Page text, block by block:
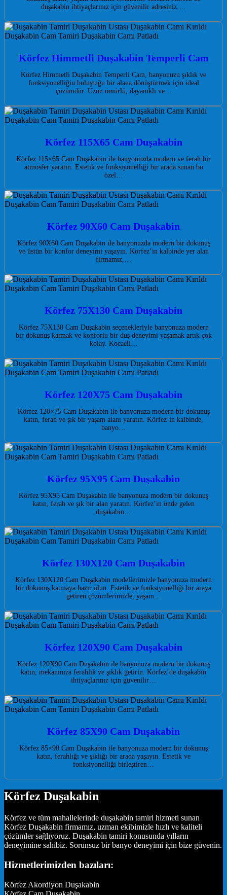
duşakabin ihtiyaçlarınız için güvenilir adresiniz.…
Körfez Himmetli Duşakabin Temperli Cam
Körfez Himmetli Duşakabin Temperli Cam, banyonuzu şıklık ve
fonksiyonelliğin buluştuğu bir alana dönüştürmek için ideal
çözümdür. Uzun ömürlü, dayanıklı ve…
Körfez 115X65 Cam Duşakabin
Körfez 115×65 Cam Duşakabin ile banyonuzda modern ve ferah bir
atmosfer yaratın. Estetik ve fonksiyonelliği bir arada sunan bu
özel…
Körfez 90X60 Cam Duşakabin
Körfez 90X60 Cam Duşakabin ile banyonuzda modern bir dokunuş
ve üstün bir konfor deneyimi yaşayın. Körfez’in kalbinde yer alan
firmamız,…
Körfez 75X130 Cam Duşakabin
Körfez 75X130 Cam Duşakabin seçenekleriyle banyonuza modern
bir dokunuş katmak ve konforlu bir duş deneyimi yaşamak artık çok
kolay. Kocaeli…
Körfez 120X75 Cam Duşakabin
Körfez 120×75 Cam Duşakabin ile banyonuza modern bir dokunuş
katın, ferah ve şık bir yaşam alanı yaratın. Körfez’in kalbinde,
banyo…
Körfez 95X95 Cam Duşakabin
Körfez 95X95 Cam Duşakabin ile banyonuza modern bir dokunuş
katın, ferah ve şık bir alan yaratın. Körfez’in önde gelen
duşakabin…
Körfez 130X120 Cam Duşakabin
Körfez 130X120 Cam Duşakabin modellerimizle banyonuza modern
bir dokunuş katmaya hazır olun. Estetik ve fonksiyonelliği bir araya
getiren çözümlerimizle, yaşam…
Körfez 120X90 Cam Duşakabin
Körfez 120X90 Cam Duşakabin ile banyonuza modern bir dokunuş
katın, mekanınıza ferahlık ve şıklık getirin. Körfez’de duşakabin
ihtiyaçlarınız için güvenilir…
Körfez 85X90 Cam Duşakabin
Körfez 85×90 Cam Duşakabin ile banyonuza modern bir dokunuş
katın, ferahlığı ve şıklığı bir arada yaşayın. Estetik ve
fonksiyonelliği birleştiren…
Körfez Duşakabin
Körfez ve tüm mahallelerinde duşakabin tamiri hizmeti sunan
Körfez Duşakabin firmamız, uzman ekibimizle hızlı ve kaliteli
çözümler sağlıyoruz. Duşakabin tamiri konusunda yılların
deneyimine sahibiz. Sorunsuz bir banyo deneyimi için bize güvenin.
Hizmetlerimizden bazıları:
Körfez Akordiyon Duşakabin